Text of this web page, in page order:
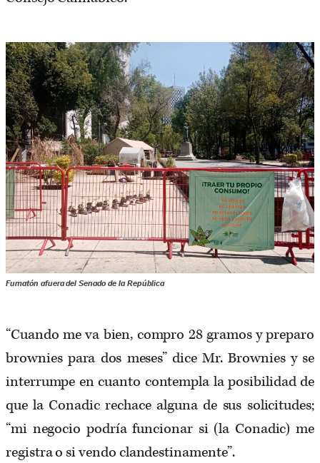
Fumatón afuera del Senado de la República
“Cuando me va bien, compro 28 gramos y preparo
brownies para dos meses” dice Mr. Brownies y se
interrumpe en cuanto contempla la posibilidad de
que la Conadic rechace alguna de sus solicitudes;
“mi negocio podría funcionar si (la Conadic) me
registra o si vendo clandestinamente”.